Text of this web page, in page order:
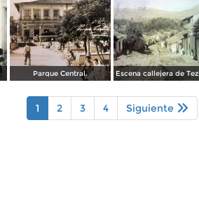
Parque Central.
1 2 3 4 Siguiente